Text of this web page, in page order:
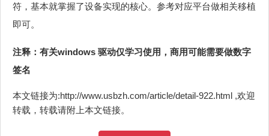
符，基本就掌握了设备实现的核心。参考对应平台做相关移植
即可。
注释：有关windows 驱动仅学习使用，商用可能需要做数字
签名
本文链接为:http://www.usbzh.com/article/detail-922.html ,欢迎
转载，转载请附上本文链接。